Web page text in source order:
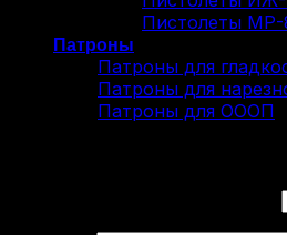
Пистолеты МР-
Патроны
Патроны для
Патроны для
Патроны для ОООП